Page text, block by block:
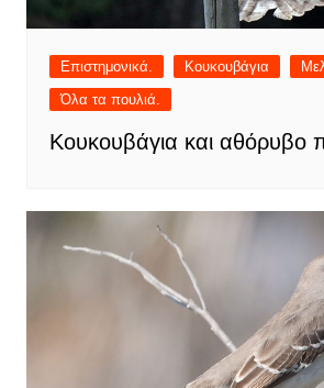
Επιστημονικά. Κουκουβάγια
Όλα τα πουλιά.
Κουκουβάγια και αθόρυβο